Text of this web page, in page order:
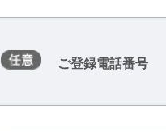
ご登録電話番号